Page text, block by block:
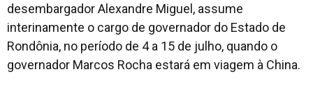
desembargador Alexandre Miguel, assume
interinamente o cargo de governador do Estado de
Rondônia, no período de 4 a 15 de julho, quando o
governador Marcos Rocha estará em viagem à China.